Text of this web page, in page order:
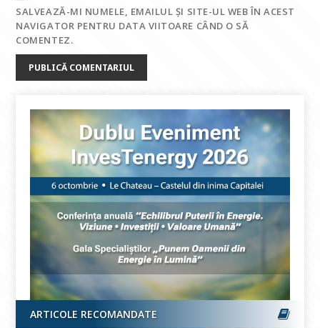
SALVEAZĂ-MI NUMELE, EMAILUL ȘI SITE-UL WEB ÎN ACEST
NAVIGATOR PENTRU DATA VIITOARE CÂND O SĂ
COMENTEZ.
ARTICOLE RECOMANDATE